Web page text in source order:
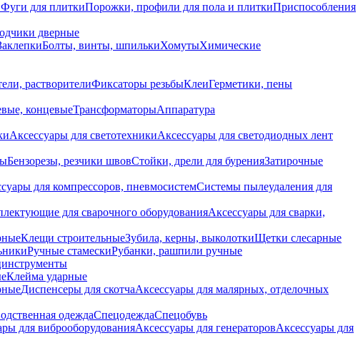
Фуги для плиткиПорожки, профили для пола и плиткиПриспособления
дверные
Болты, винты, шпилькиХомутыХимические
растворителиФиксаторы резьбыКлеиГерметики, пены
концевыеТрансформаторыАппаратура
Аксессуары для светотехникиАксессуары для светодиодных лент
Бензорезы, резчики швовСтойки, дрели для буренияЗатирочные
для компрессоров, пневмосистемСистемы пылеудаления для
для сварочного оборудованияАксессуары для сварки,
Клещи строительныеЗубила, керны, выколоткиЩетки слесарные
Ручные стамескиРубанки, рашпили ручные
Клейма ударные
Диспенсеры для скотчаАксессуары для малярных, отделочных
одеждаСпецодеждаСпецобувь
для виброоборудованияАксессуары для генераторовАксессуары для